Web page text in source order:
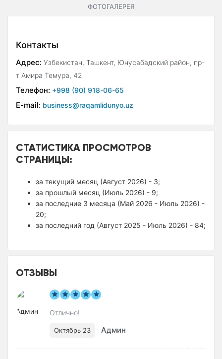
ФОТОГАЛЕРЕЯ
Контакты
Адрес: Узбекистан, Ташкент, Юнусабадский район, пр-
т Амира Темура, 42
Телефон: +998 (90) 918-06-65
E-mail: business@raqamlidunyo.uz
СТАТИСТИКА ПРОСМОТРОВ
СТРАНИЦЫ:
за текущий месяц (Август 2026) - 3;
за прошлый месяц (Июль 2026) - 9;
за последние 3 месяца (Май 2026 - Июль 2026) -
20;
за последний год (Август 2025 - Июль 2026) - 84;
ОТЗЫВЫ
Отлично!
Октябрь 23 Админ